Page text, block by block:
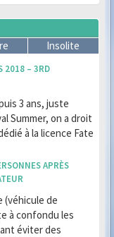
Insolite
2018 – 3RD
3 ans, juste
Summer, on a droit
à la licence Fate
APRÈS
(véhicule de
à confondu les
éviter des